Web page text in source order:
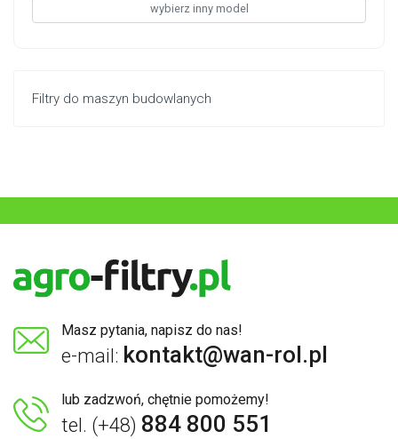
wybierz inny model
Filtry do maszyn budowlanych
Masz pytania, napisz do nas!
e-mail: kontakt@wan-rol.pl
lub zadzwoń, chętnie pomożemy!
tel. (+48) 884 800 551